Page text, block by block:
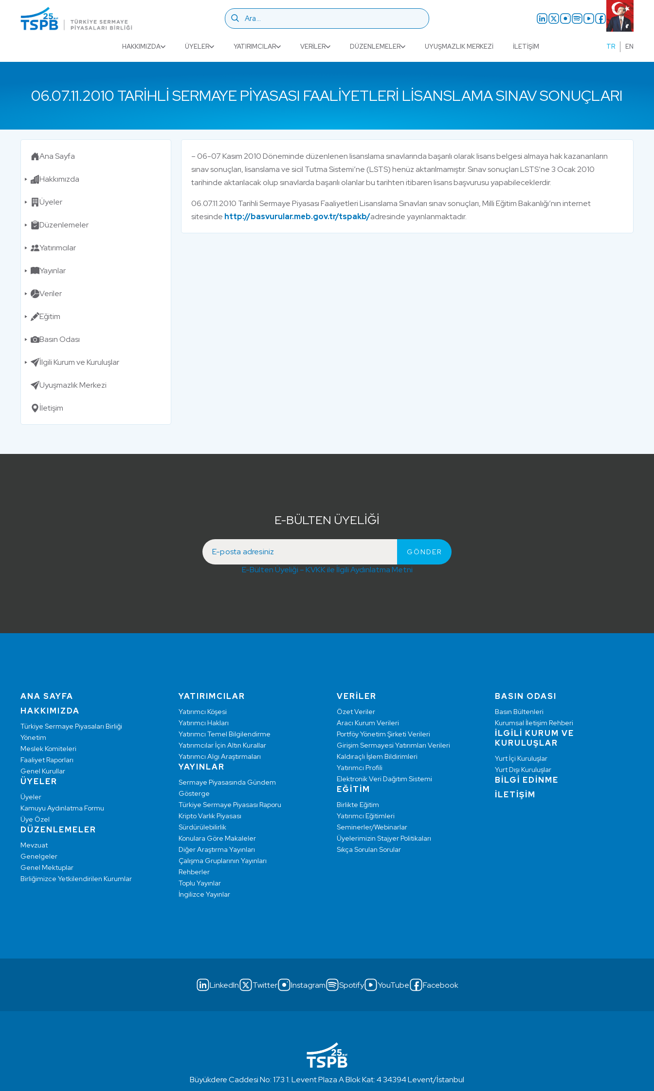
HAKKIMIZDA ÜYELER YATIRIMCILAR VERILER DÜZENLEMELER UYUŞMAZLIK MERKEZI İLETIŞIM TR EN
06.07.11.2010 TARIHLI SERMAYE PIYASASI FAALIYETLERI LISANSLAMA SINAV SONUÇLARI
Ana Sayfa
Hakkımızda
Üyeler
Düzenlemeler
Yatırımcılar
Yayınlar
Veriler
Eğitim
Basın Odası
İlgili Kurum ve Kuruluşlar
Uyuşmazlık Merkezi
İletişim
– 06-07 Kasım 2010 Döneminde düzenlenen lisanslama sınavlarında başarılı olarak lisans belgesi almaya hak kazananların
sınav sonuçları, lisanslama ve sicil Tutma Sistemi’ne (LSTS) henüz aktarılmamıştır. Sınav sonuçları LSTS’ne 3 Ocak 2010
tarihinde aktarılacak olup sınavlarda başarılı olanlar bu tarihten itibaren lisans başvurusu yapabileceklerdir.
06.07.11.2010 Tarihli Sermaye Piyasası Faaliyetleri Lisanslama Sınavları sınav sonuçları, Milli Eğitim Bakanlığı’nın internet
sitesinde http://basvurular.meb.gov.tr/tspakb/adresinde yayınlanmaktadır.
E-BÜLTEN ÜYELİĞİ
E-Bülten Üyeliği – KVKK ile İlgili Aydınlatma Metni
ANA SAYFA
HAKKIMIZDA
Türkiye Sermaye Piyasaları Birliği
Yönetim
Meslek Komiteleri
Faaliyet Raporları
Genel Kurullar
ÜYELER
Üyeler
Kamuyu Aydınlatma Formu
Üye Özel
DÜZENLEMELER
Mevzuat
Genelgeler
Genel Mektuplar
Birliğimizce Yetkilendirilen Kurumlar
YATIRIMCILAR
Yatırımcı Köşesi
Yatırımcı Hakları
Yatırımcı Temel Bilgilendirme
Yatırımcılar İçin Altın Kurallar
Yatırımcı Algı Araştırmaları
YAYINLAR
Sermaye Piyasasında Gündem
Gösterge
Türkiye Sermaye Piyasası Raporu
Kripto Varlık Piyasası
Sürdürülebilirlik
Konulara Göre Makaleler
Diğer Araştırma Yayınları
Çalışma Gruplarının Yayınları
Rehberler
Toplu Yayınlar
İngilizce Yayınlar
VERİLER
Özet Veriler
Aracı Kurum Verileri
Portföy Yönetim Şirketi Verileri
Girişim Sermayesi Yatırımları Verileri
Kaldıraçlı İşlem Bildirimleri
Yatırımcı Profili
Elektronik Veri Dağıtım Sistemi
EĞİTİM
Birlikte Eğitim
Yatırımcı Eğitimleri
Seminerler/Webinarlar
Üyelerimizin Stajyer Politikaları
Sıkça Sorulan Sorular
BASIN ODASI
Basın Bültenleri
Kurumsal İletişim Rehberi
İLGİLİ KURUM VE
KURULUŞLAR
Yurt İçi Kuruluşlar
Yurt Dışı Kuruluşlar
BİLGİ EDİNME
İLETİŞİM
LinkedIn Twitter Instagram Spotify YouTube Facebook
Büyükdere Caddesi No: 173 1. Levent Plaza A Blok Kat: 4 34394 Levent/İstanbul